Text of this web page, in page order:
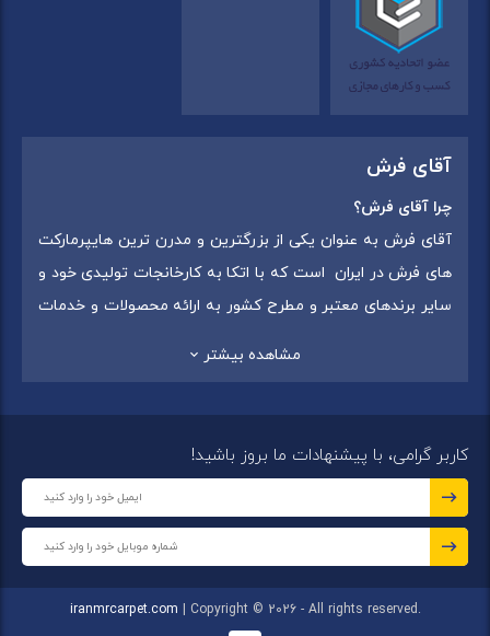
آقای فرش
چرا آقای فرش؟
آقای فرش به عنوان یکی از بزرگترین و مدرن ترین هایپرمارکت
های فرش در ایران است که با اتکا به کارخانجات تولیدی خود و
سایر برندهای معتبر و مطرح کشور به ارائه محصولات و خدمات
شهر:فردیس ) ، استان قزوین (شهر قزوین)
مجموعه در تمامی شعب خود بهترین برند ها و بافته های ایران
کلاسیک،فرش کودک، فرش دستبافتوتابلو فرش دستبافت
گرد هم آورده است.
مشاهده بیشتر
کاربر گرامی، با پیشنهادات ما بروز باشید!
iranmrcarpet.com | Copyright © 2026 - All rights reserved.